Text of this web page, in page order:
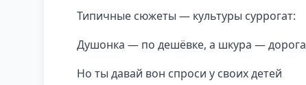
Типичные сюжеты — культуры суррогат:
Душонка — по дешёвке, а шкура — дорога
Но ты давай вон спроси у своих детей